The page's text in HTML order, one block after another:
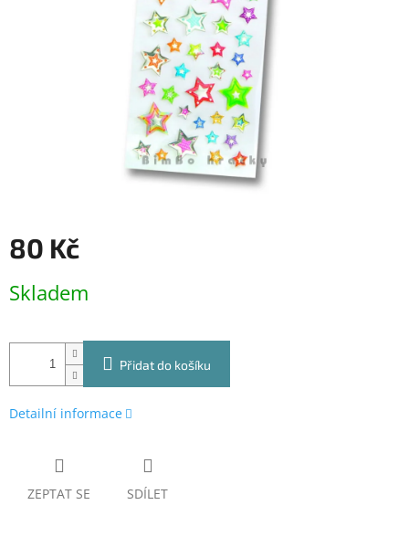
80 Kč
cena:
Skladem
Přidat do košíku
Detailní informace
ZEPTAT SE SDÍLET